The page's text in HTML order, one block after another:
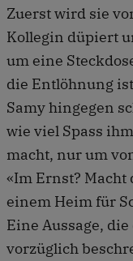
Zuerst wird sie
Kollegin düpiert
um eine
die Entlöhnung
Samy hingegen
wie viel Spass
macht, nur um
«Im Ernst?
einem Heim für
Eine Aussage,
vorzüglich